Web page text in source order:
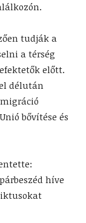
tudják a
a térség
előtt.
délután
bővítése és
híve